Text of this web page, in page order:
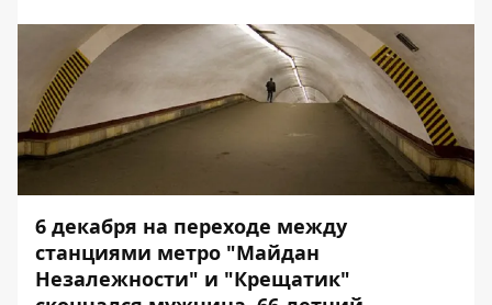
6 декабря на переходе между
станциями метро "Майдан
Незалежности" и "Крещатик"